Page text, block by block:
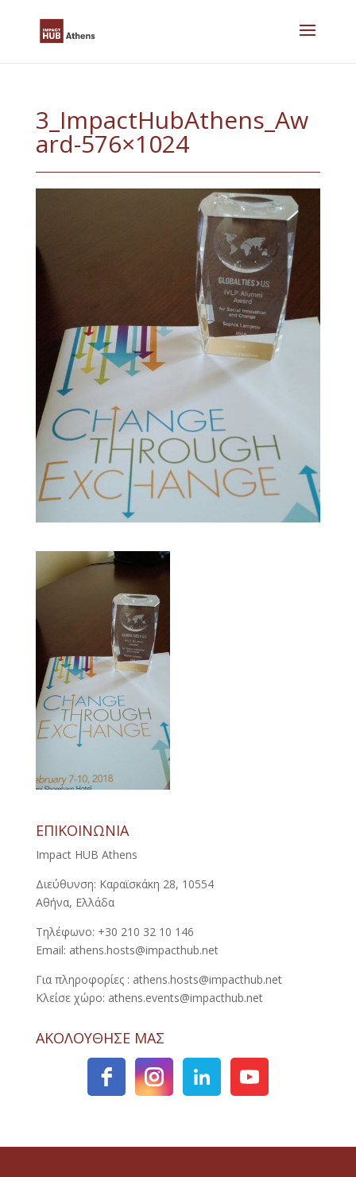
3_ImpactHubAthens_Aw
ard-576×1024
ΕΠΙΚΟΙΝΩΝΙΑ
Impact HUB Athens
Διεύθυνση: Καραϊσκάκη 28, 10554
Αθήνα, Ελλάδα
Τηλέφωνο: +30 210 32 10 146
Email: athens.hosts@impacthub.net
Για πληροφορίες : athens.hosts@impacthub.net
Κλείσε χώρο: athens.events@impacthub.net
ΑΚΟΛΟΥΘΗΣΕ ΜΑΣ